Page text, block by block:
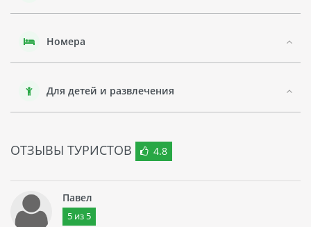
В каждой вилле есть кондиционер, телевизор, мини-бар и
терраса.
Отель также предлагает SPA-центр и прекрасный пляж для
полноценного отдыха.
MOON VILLAGE является одним из самых шикарных
Номера
Для детей и развлечения
ОТЗЫВЫ ТУРИСТОВ 4.8
Павел
5из 5